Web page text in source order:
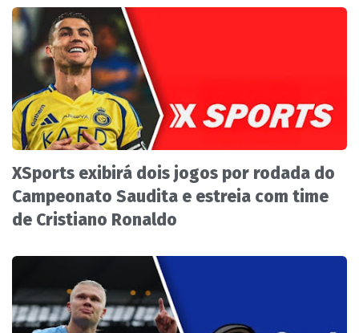
XSports exibirá dois jogos por rodada do
Campeonato Saudita e estreia com time
de Cristiano Ronaldo